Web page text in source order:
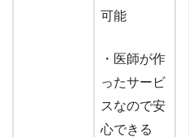
可能
・医師が作
ったサービ
スなので安
心できる